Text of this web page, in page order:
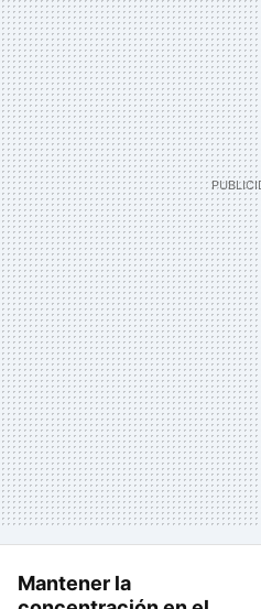
Mantener la